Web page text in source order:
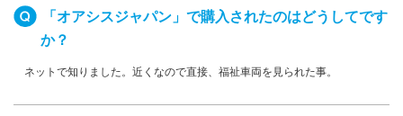
「オアシスジャパン」で購入されたのはどうしてです
か？
ネットで知りました。近くなので直接、福祉車両を見られた事。